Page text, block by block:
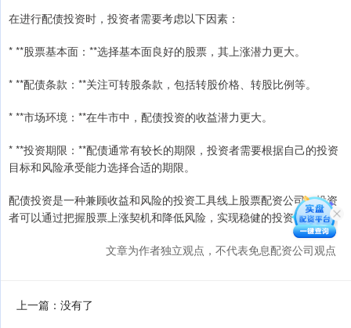
在进行配债投资时，投资者需要考虑以下因素：
* **股票基本面：**选择基本面良好的股票，其上涨潜力更大。
* **配债条款：**关注可转股条款，包括转股价格、转股比例等。
* **市场环境：**在牛市中，配债投资的收益潜力更大。
* **投资期限：**配债通常有较长的期限，投资者需要根据自己的投资
目标和风险承受能力选择合适的期限。
配债投资是一种兼顾收益和风险的投资工具线上股票配资公司，投资
者可以通过把握股票上涨契机和降低风险，实现稳健的投资收益。
文章为作者独立观点，不代表免息配资公司观点
上一篇：没有了